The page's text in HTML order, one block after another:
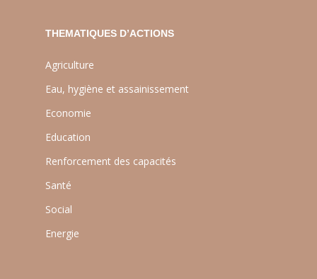
THEMATIQUES D’ACTIONS
Agriculture
Eau, hygiène et assainissement
Economie
Education
Renforcement des capacités
Santé
Social
Energie